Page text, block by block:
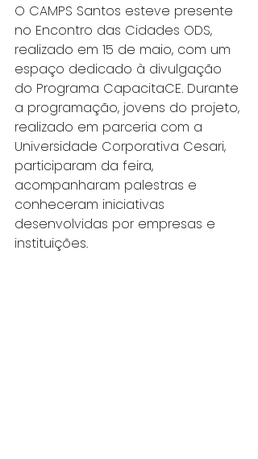
O CAMPS Santos esteve presente
no Encontro das Cidades ODS,
realizado em 15 de maio, com um
espaço dedicado à divulgação
do Programa CapacitaCE. Durante
a programação, jovens do projeto,
realizado em parceria com a
Universidade Corporativa Cesari,
participaram da feira,
acompanharam palestras e
conheceram iniciativas
desenvolvidas por empresas e
instituições.